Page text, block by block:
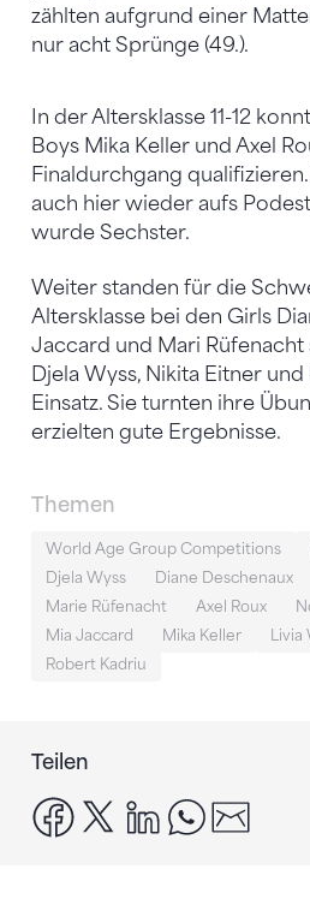
zählten aufgrund einer
nur acht Sprünge (49.).
In der Altersklasse 11-12
Boys Mika Keller und Axel
Finaldurchgang
auch hier wieder aufs Podest
wurde Sechster.
Weiter standen für die
Altersklasse bei den Girls
Jaccard und Mari
Djela Wyss, Nikita Eitner
Einsatz. Sie turnten ihre
erzielten gute Ergebnisse.
Themen
World Age Group Competitions
Djela Wyss
Diane Deschenaux
Marie Rüfenacht
Axel Roux
Mia Jaccard
Mika Keller
Robert Kadriu
Teilen
facebook
x linkedinwhatsapp